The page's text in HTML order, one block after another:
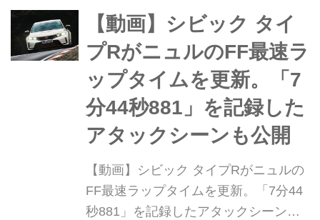
【動画】シビック タイ
プRがニュルのFF最速ラ
ップタイムを更新。「7
分44秒881」を記録した
アタックシーンも公開
【動画】シビック タイプRがニュルの
FF最速ラップタイムを更新。「7分44
秒881」を記録したアタックシーンも